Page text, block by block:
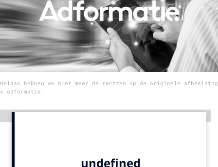
Menu
Home
9 sept: GenAI-training
12 nov: MarketingLive!
Adverteren
Events
Helaas hebben we niet meer de rechten op de originele afbeelding
© adformatie